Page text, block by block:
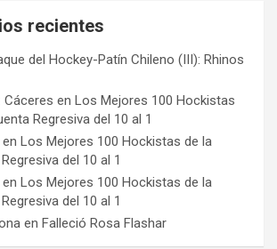
recientes
del Hockey-Patín Chileno (III): Rhinos
Cáceres en Los Mejores 100 Hockistas
Regresiva del 10 al 1
en Los Mejores 100 Hockistas de la
del 10 al 1
en Los Mejores 100 Hockistas de la
del 10 al 1
en Falleció Rosa Flashar